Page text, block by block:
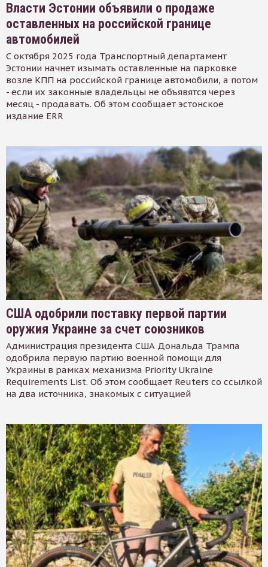
Власти Эстонии объявили о продаже
оставленных на российской границе
автомобилей
С октября 2025 года Транспортный департамент
Эстонии начнет изымать оставленные на парковке
возле КПП на российской границе автомобили, а потом
- если их законные владельцы не объявятся через
месяц - продавать. Об этом сообщает эстонское
издание ERR
США одобрили поставку первой партии
оружия Украине за счет союзников
Администрация президента США Дональда Трампа
одобрила первую партию военной помощи для
Украины в рамках механизма Priority Ukraine
Requirements List. Об этом сообщает Reuters со ссылкой
на два источника, знакомых с ситуацией